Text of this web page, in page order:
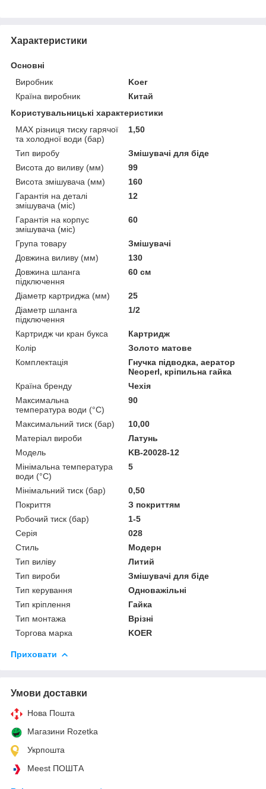
Характеристики
Основні
Виробник
Koer
Країна виробник
Китай
Користувальницькі характеристики
MAX різниця тиску гарячої
та холодної води (бар)
1,50
Тип виробу
Змішувачі для біде
Висота до виливу (мм)
99
Висота змішувача (мм)
160
Гарантія на деталі
змішувача (міс)
12
Гарантія на корпус
змішувача (міс)
60
Група товару
Змішувачі
Довжина виливу (мм)
130
Довжина шланга
підключення
60 см
Діаметр картриджа (мм)
25
Діаметр шланга
підключення
1/2
Картридж чи кран букса
Картридж
Колір
Золото матове
Комплектація
Гнучка підводка, аератор
Neoperl, кріпильна гайка
Країна бренду
Чехія
Максимальна
температура води (°C)
90
Максимальний тиск (бар)
10,00
Матеріал вироби
Латунь
Мoдель
KB-20028-12
Мінімальна температура
води (°C)
5
Мінімальний тиск (бар)
0,50
Покриття
З покриттям
Робочий тиск (бар)
1-5
Серія
028
Стиль
Модерн
Тип виліву
Литий
Тип вироби
Змішувачі для біде
Тип керування
Одноважільні
Тип кріплення
Гайка
Тип монтажа
Врізні
Торгова марка
KOER
Приховати
Умови доставки
Нова Пошта
Магазини Rozetka
Укрпошта
Meest ПОШТА